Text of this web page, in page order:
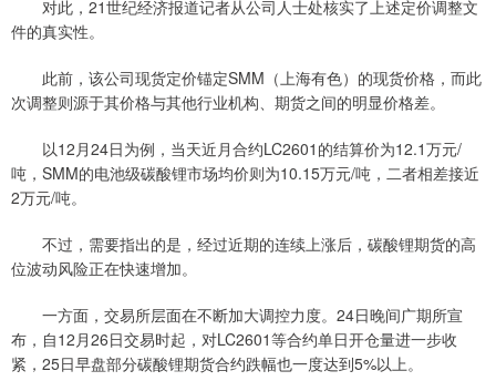
对此，21世纪经济报道记者从公司人士处核实了上述定价调整文
件的真实性。
此前，该公司现货定价锚定SMM（上海有色）的现货价格，而此
次调整则源于其价格与其他行业机构、期货之间的明显价格差。
以12月24日为例，当天近月合约LC2601的结算价为12.1万元/
吨，SMM的电池级碳酸锂市场均价则为10.15万元/吨，二者相差接近
2万元/吨。
不过，需要指出的是，经过近期的连续上涨后，碳酸锂期货的高
位波动风险正在快速增加。
一方面，交易所层面在不断加大调控力度。24日晚间广期所宣
布，自12月26日交易时起，对LC2601等合约单日开仓量进一步收
紧，25日早盘部分碳酸锂期货合约跌幅也一度达到5%以上。